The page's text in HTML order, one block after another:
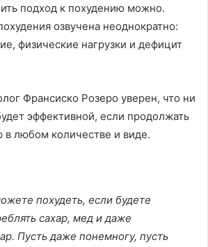
подход к похудению можно.
озвучена неоднократно:
физические нагрузки и дефицит
Франсиско Розеро уверен, что ни
эффективной, если продолжать
в любом количестве и виде.
похудеть, если будете
сахар, мед и даже
Пусть даже понемногу, пусть